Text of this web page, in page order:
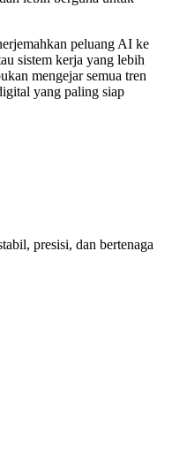
peluang AI ke
sistem kerja yang lebih
mengejar semua tren
yang paling siap
presisi, dan bertenaga